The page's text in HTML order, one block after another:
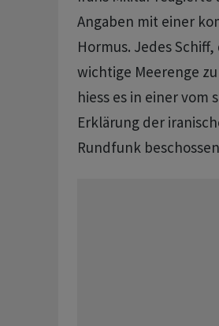
Angaben mit einer
Hormus. Jedes
wichtige Meerenge
hiess es in einer
Erklärung der
Rundfunk